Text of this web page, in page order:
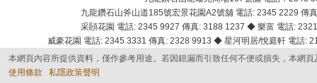
九龍鑽石山斧山道185號宏景花園A2號舖 電話: 2345 2229
采頣花園 電話: 2345 9927 傳真: 3188 1237 ◆ 樂富 電話:
威豪花園 電話: 2345 3331 傳真: 2328 9913 ◆ 星河明居/悅庭軒 電話
本網頁內容所提供資料，僅作參考用途。若因錯漏而引致任何不便或損失，本網
使用條款
私隱政策聲明